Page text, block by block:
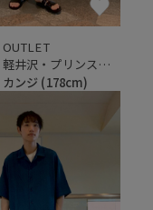
OUTLET
軽井沢・プリンスショッピングプラザ
カンジ (178cm)